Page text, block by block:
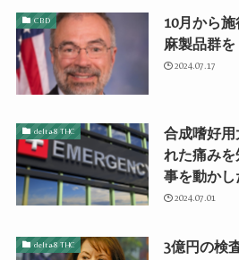
CBD
10月から
麻製品群
2024.07.17
delta-8 THC
合成嗜好
れた痛み
事を動かし
2024.07.01
delta-8 THC
3億円の検